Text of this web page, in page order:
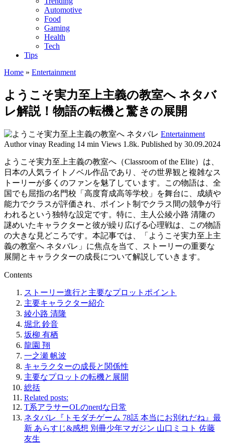
Automotive
Food
Gaming
Health
Tech
Tips
Home » Entertainment
ようこそ実力至上主義の教室へ ネタバ
レ解説！物語の転機と驚きの展開
Entertainment
Author vinay Reading 14 min Views 1.8k. Published by 30.09.2024
ようこそ実力至上主義の教室へ（Classroom of the Elite）は、
日本の人気ライトノベル作品であり、その世界観と複雑なス
トーリーが多くのファンを魅了しています。この物語は、全
国でも屈指の名門校「高度育成高等学校」を舞台に、成績や
能力でクラスが評価され、ポイント制でクラス間の競争が行
われるという独特な設定です。特に、主人公綾小路 清隆の
謎めいたキャラクターと彼が繰り広げる心理戦は、この物語
の大きな見どころです。本記事では、「ようこそ実力至上主
義の教室へ ネタバレ」に焦点を当て、ストーリーの重要な
展開とキャラクターの成長について解説していきます。
Contents
ストーリー進行と主要なプロットポイント
主要キャラクター紹介
綾小路 清隆
堀北 鈴音
坂柳 有栖
龍園 翔
一之瀬 帆波
キャラクターの成長と関係性
主要なプロットの転機と展開
総括
Related posts:
T系アラサーOLのnerdな日常
ネタバレ『トモダチゲーム 78話 本当にお別れだね』最
新 あらすじ&感想 別冊少年マガジン 山口ミコト 佐藤
友生